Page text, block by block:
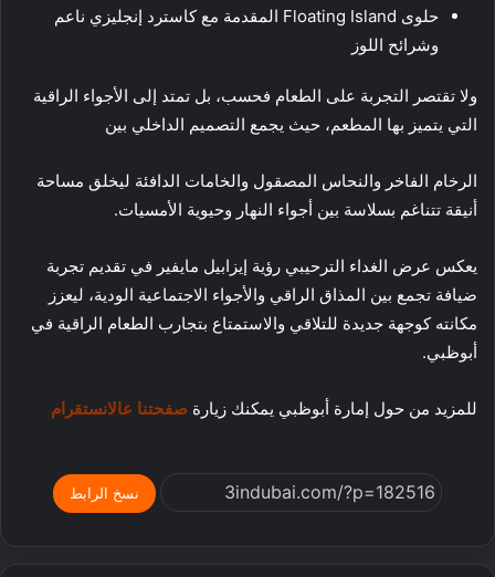
حلوى Floating Island المقدمة مع كاسترد إنجليزي ناعم
وشرائح اللوز
ولا تقتصر التجربة على الطعام فحسب، بل تمتد إلى الأجواء الراقية
التي يتميز بها المطعم، حيث يجمع التصميم الداخلي بين
الرخام الفاخر والنحاس المصقول والخامات الدافئة ليخلق مساحة
أنيقة تتناغم بسلاسة بين أجواء النهار وحيوية الأمسيات.
يعكس عرض الغداء الترحيبي رؤية إيزابيل مايفير في تقديم تجربة
ضيافة تجمع بين المذاق الراقي والأجواء الاجتماعية الودية، ليعزز
مكانته كوجهة جديدة للتلاقي والاستمتاع بتجارب الطعام الراقية في
أبوظبي.
للمزيد من حول إمارة أبوظبي يمكنك زيارة صفحتنا عالانستقرام
نسخ الرابط